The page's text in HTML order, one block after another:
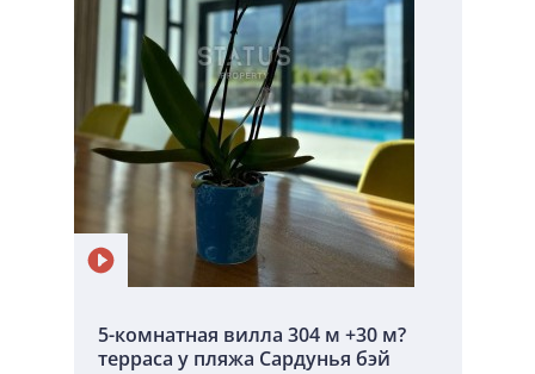
5-комнатная вилла 304 м +30 м?
терраса у пляжа Сардунья бэй